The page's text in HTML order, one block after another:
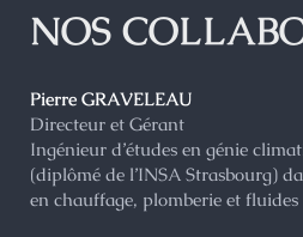
NOS
Pierre GRAVELEAU
Directeur et Gérant
Ingénieur d’études en génie
(diplômé de l’INSA Strasbourg)
en chauffage, plomberie et